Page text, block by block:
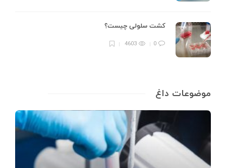
کشت سلولی چیست؟
0
4603
موضوعات داغ